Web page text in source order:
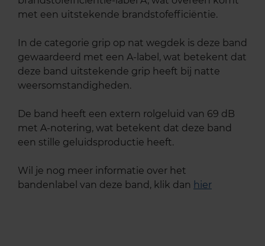
met een uitstekende brandstofefficiëntie.
In de categorie grip op nat wegdek is deze band
gewaardeerd met een A-label, wat betekent dat
deze band uitstekende grip heeft bij natte
weersomstandigheden.
De band heeft een extern rolgeluid van 69 dB
met A-notering, wat betekent dat deze band
een stille geluidsproductie heeft.
Wil je nog meer informatie over het
bandenlabel van deze band, klik dan hier